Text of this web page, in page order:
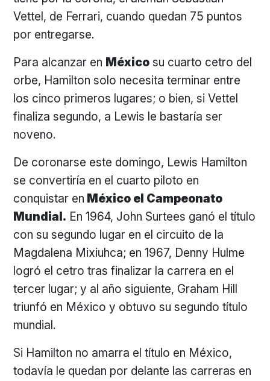
Vettel, de Ferrari, cuando quedan 75 puntos
por entregarse.
Para alcanzar en México su cuarto cetro del
orbe, Hamilton solo necesita terminar entre
los cinco primeros lugares; o bien, si Vettel
finaliza segundo, a Lewis le bastaría ser
noveno.
De coronarse este domingo, Lewis Hamilton
se convertiría en el cuarto piloto en
conquistar en México el Campeonato
Mundial. En 1964, John Surtees ganó el título
con su segundo lugar en el circuito de la
Magdalena Mixiuhca; en 1967, Denny Hulme
logró el cetro tras finalizar la carrera en el
tercer lugar; y al año siguiente, Graham Hill
triunfó en México y obtuvo su segundo título
mundial.
Si Hamilton no amarra el título en México,
todavía le quedan por delante las carreras en